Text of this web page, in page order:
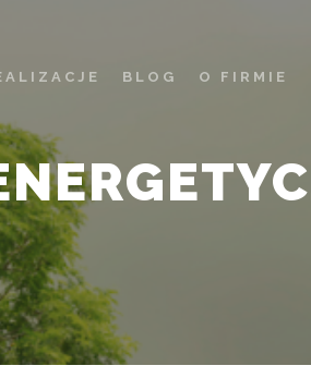
BLOG
O FIRMIE